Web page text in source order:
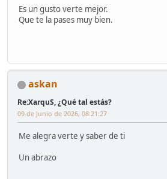
Es un gusto verte mejor.
Que te la pases muy bien.
askan
Re:XarquS, ¿Qué tal estás?
09 de Junio de 2026, 08:21:27
Me alegra verte y saber de ti
Un abrazo